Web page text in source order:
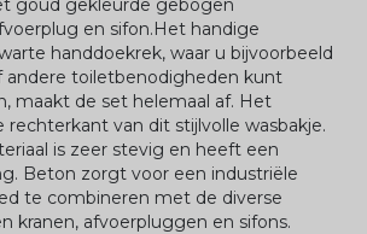
goud gekleurde gebogen
en sifon.Het handige
handdoekrek, waar u bijvoorbeeld
andere toiletbenodigheden kunt
maakt de set helemaal af. Het
rechterkant van dit stijlvolle wasbakje.
is zeer stevig en heeft een
Beton zorgt voor een industriële
te combineren met de diverse
kranen, afvoerpluggen en sifons.